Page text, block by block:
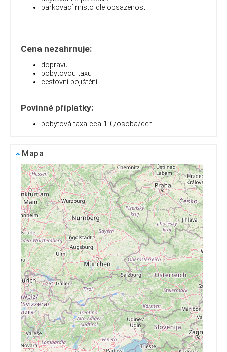
parkovací místo dle obsazenosti
Cena nezahrnuje:
dopravu
pobytovou taxu
cestovní pojištění
Povinné příplatky:
pobytová taxa cca 1 €/osoba/den
Mapa